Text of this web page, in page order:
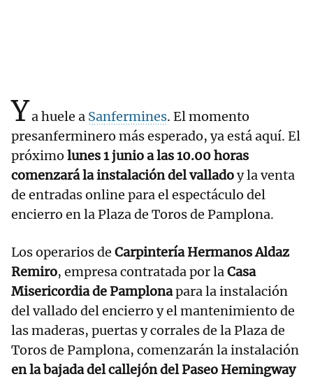
Ya huele a Sanfermines. El momento
presanferminero más esperado, ya está aquí. El
próximo lunes 1 junio a las 10.00 horas
comenzará la instalación del valladoy la venta
de entradas online para el espectáculo del
encierro en la Plaza de Toros de Pamplona.
Los operarios de Carpintería Hermanos Aldaz
Remiro, empresa contratada por laCasa
Misericordia de Pamplonapara la instalación
del vallado del encierro y el mantenimiento de
las maderas, puertas y corrales de la Plaza de
Toros de Pamplona, comenzarán la instalación
en labajada del callejóndel Paseo Hemingway